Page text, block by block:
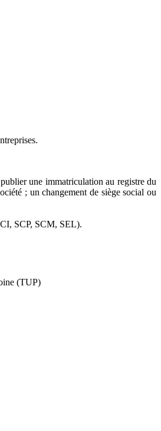
une immatriculation au registre du
; un changement de siège social ou
SCP, SCM, SEL).
(TUP)